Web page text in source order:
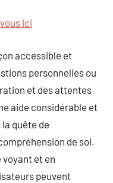
ici
accessible et
personnelles ou
et des attentes
aide considérable et
quête de
de soi.
et en
peuvent